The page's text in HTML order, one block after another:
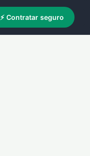
⚡ Contratar seguro